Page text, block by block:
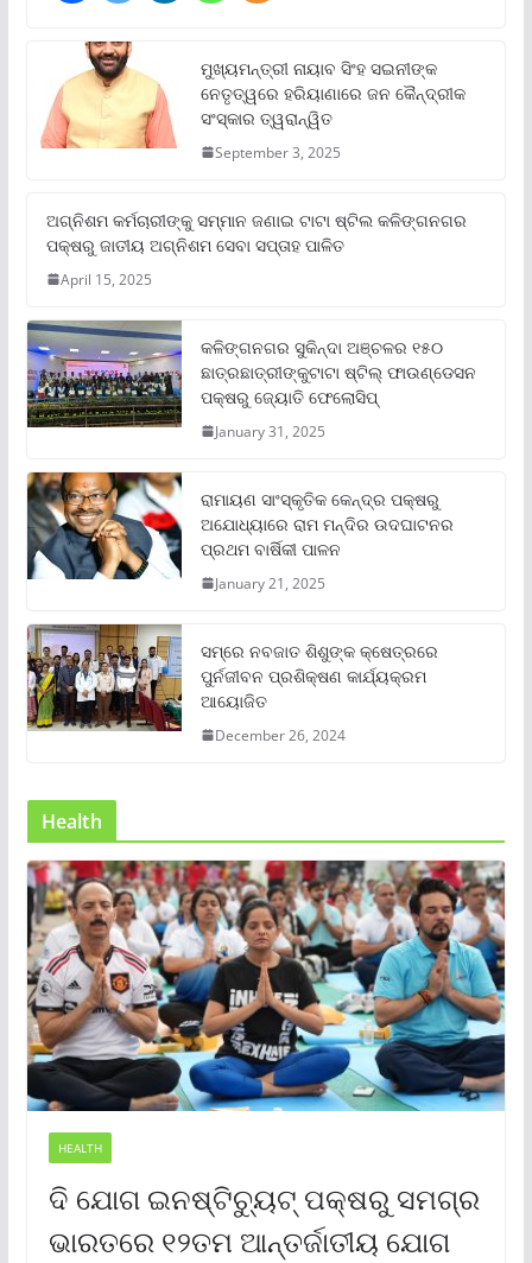
ମୁଖ୍ୟମନ୍ତ୍ରୀ ନାୟାବ ସିଂହ ସଇନୀଙ୍କ
ନେତୃତ୍ୱରେ ହରିୟାଣାରେ ଜନ କୈନ୍ଦ୍ରୀକ
ସଂସ୍କାର ତ୍ୱରାନ୍ୱିତ
September 3, 2025
ଅଗ୍ନିଶମ କର୍ମଚାରୀଙ୍କୁ ସମ୍ମାନ ଜଣାଇ ଟାଟା ଷ୍ଟିଲ କଳିଙ୍ଗନଗର
ପକ୍ଷରୁ ଜାତୀୟ ଅଗ୍ନିଶମ ସେବା ସପ୍ତାହ ପାଳିତ
April 15, 2025
କଳିଙ୍ଗନଗର ସୁକିନ୍ଦା ଅଞ୍ଚଳର ୧୫୦
ଛାତ୍ରଛାତ୍ରୀଙ୍କୁଟାଟା ଷ୍ଟିଲ୍ ଫାଉଣ୍ଡେସନ
ପକ୍ଷରୁ ଜ୍ୟୋତି ଫେଲୋସିପ୍‌
January 31, 2025
ରାମାୟଣ ସାଂସ୍କୃତିକ କେନ୍ଦ୍ର ପକ୍ଷରୁ
ଅଯୋଧ୍ୟାରେ ରାମ ମନ୍ଦିର ଉଦଘାଟନର
ପ୍ରଥମ ବାର୍ଷିକୀ ପାଳନ
January 21, 2025
ସମ୍‌ରେ ନବଜାତ ଶିଶୁଙ୍କ କ୍ଷେତ୍ରରେ
ପୁର୍ନଜୀବନ ପ୍ରଶିକ୍ଷଣ କାର୍ଯ୍ୟକ୍ରମ
ଆୟୋଜିତ
December 26, 2024
Health
HEALTH
ଦି ଯୋଗ ଇନଷ୍ଟିଚ୍ୟୁଟ୍ ପକ୍ଷରୁ ସମଗ୍ର
ଭାରତରେ ୧୨ତମ ଆନ୍ତର୍ଜାତୀୟ ଯୋଗ